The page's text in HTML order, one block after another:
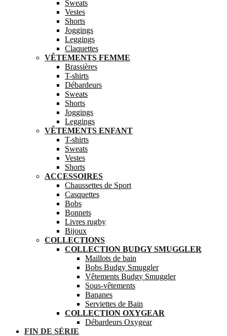
Sweats
Vestes
Shorts
Joggings
Leggings
Claquettes
VÊTEMENTS FEMME
Brassières
T-shirts
Débardeurs
Sweats
Shorts
Joggings
Leggings
VÊTEMENTS ENFANT
T-shirts
Sweats
Vestes
Shorts
ACCESSOIRES
Chaussettes de Sport
Casquettes
Bobs
Bonnets
Livres rugby
Bijoux
COLLECTIONS
COLLECTION BUDGY SMUGGLER
Maillots de bain
Bobs Budgy Smuggler
Vêtements Budgy Smuggler
Sous-vêtements
Bananes
Serviettes de Bain
COLLECTION OXYGEAR
Débardeurs Oxygear
FIN DE SÉRIE